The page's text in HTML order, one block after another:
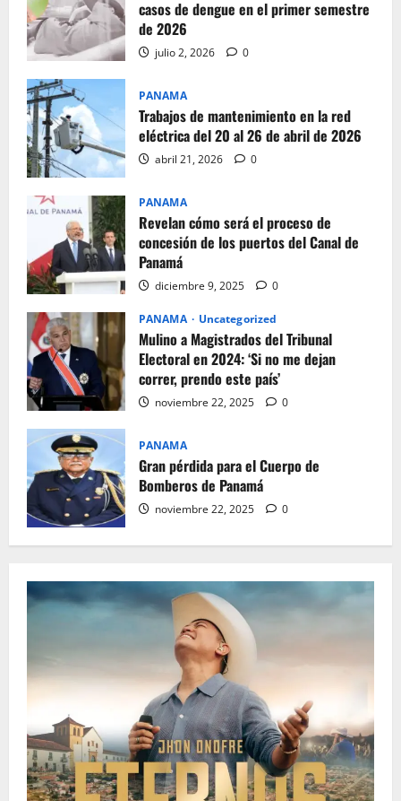
casos de dengue en el primer semestre
de 2026
julio 2, 2026 0
PANAMA
Trabajos de mantenimiento en la red
eléctrica del 20 al 26 de abril de 2026
abril 21, 2026 0
PANAMA
Revelan cómo será el proceso de
concesión de los puertos del Canal de
Panamá
diciembre 9, 2025 0
PANAMA Uncategorized
Mulino a Magistrados del Tribunal
Electoral en 2024: ‘Si no me dejan
correr, prendo este país’
noviembre 22, 2025 0
PANAMA
Gran pérdida para el Cuerpo de
Bomberos de Panamá
noviembre 22, 2025 0